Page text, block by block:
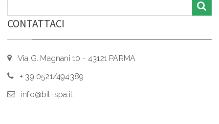
CONTATTACI
Via G. Magnani 10 - 43121 PARMA
+ 39 0521/494389
info@bit-spa.it